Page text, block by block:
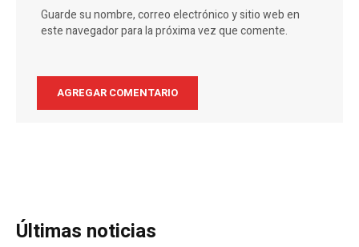
Guarde su nombre, correo electrónico y sitio web en
este navegador para la próxima vez que comente.
Últimas noticias